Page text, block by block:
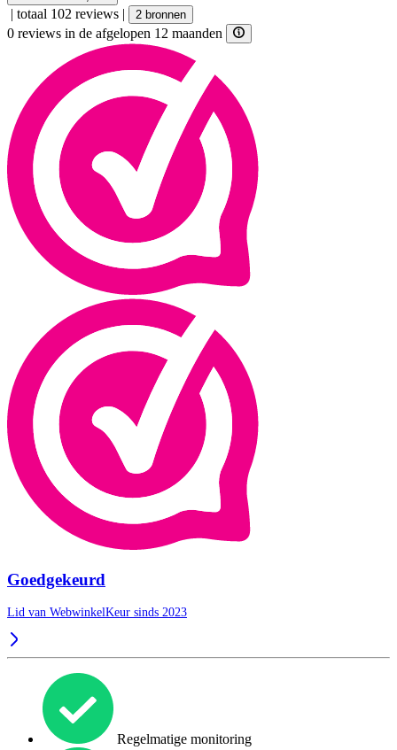
| totaal 102 reviews | 2 bronnen
0 reviews in de afgelopen 12 maanden
Goedgekeurd
Lid van WebwinkelKeur sinds 2023
Regelmatige monitoring